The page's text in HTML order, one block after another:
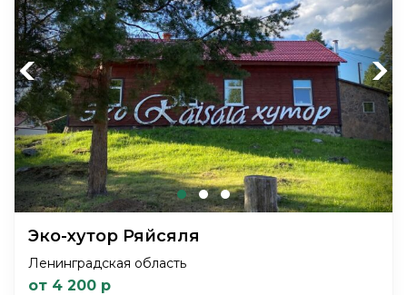
Previous Next
Эко-хутор Ряйсяля
Ленинградская область
от 4 200 р